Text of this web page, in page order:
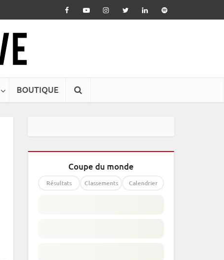
BOUTIQUE
Coupe du monde
Résultats Classements Calendrier